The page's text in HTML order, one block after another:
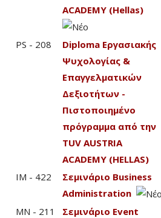
ACADEMY (Hellas)
PS - 208
Diploma Εργασιακής
Ψυχολογίας &
Επαγγελματικών
Δεξιοτήτων -
Πιστοποιημένο
πρόγραμμα από την
TUV AUSTRIA
ACADEMY (HELLAS)
IM - 422
Σεμινάριο Business
Administration
MN - 211
Σεμινάριο Event